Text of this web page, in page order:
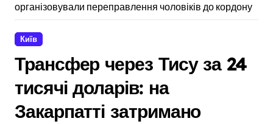
організовували переправлення чоловіків до кордону
Київ
Трансфер через Тису за 24
тисячі доларів: на
Закарпатті затримано